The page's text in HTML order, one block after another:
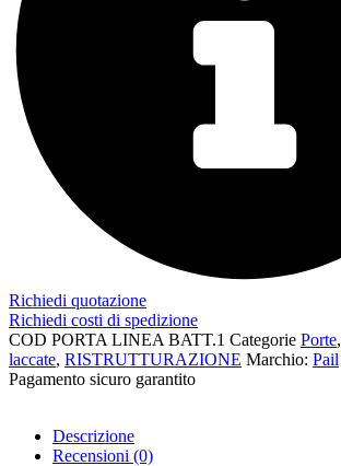
Richiedi quotazione
Richiedi costi di spedizione
COD PORTA LINEA BATT.1 Categorie Porte,
laccate, RISTRUTTURAZIONE Marchio: Pail
Pagamento sicuro garantito​
Descrizione
Recensioni (0)